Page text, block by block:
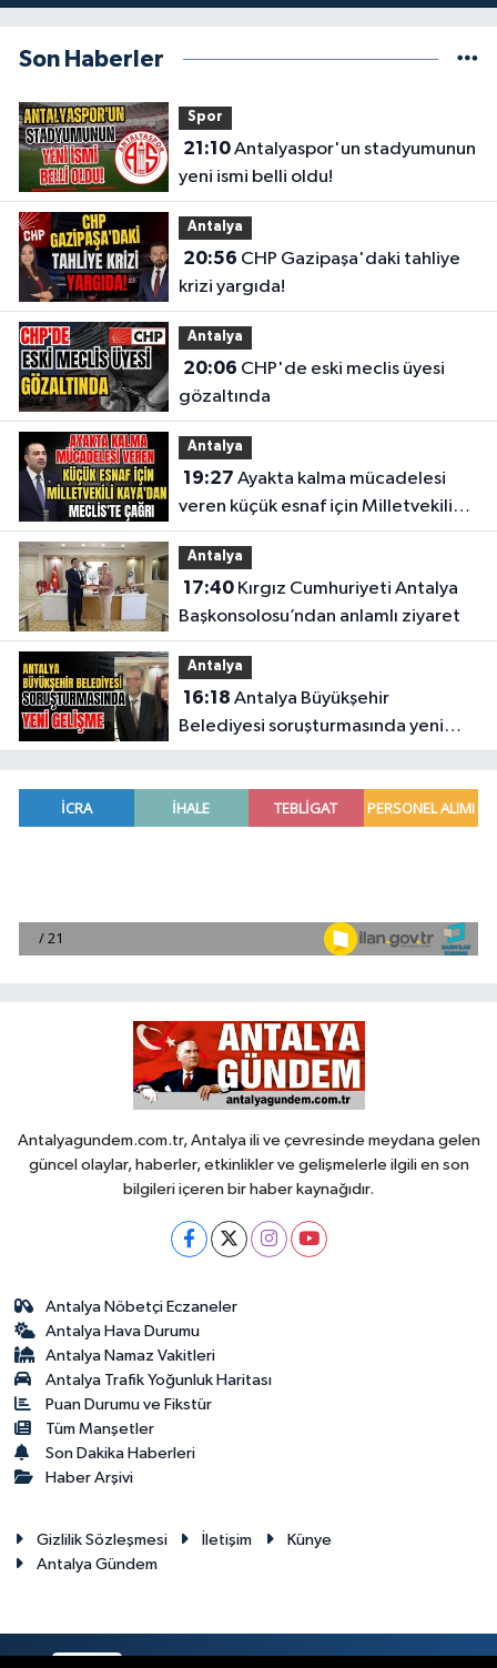
Son Haberler
Spor
21:10Antalyaspor'un stadyumunun
yeni ismi belli oldu!
Antalya
20:56
krizi yargıda!
Antalya
20:06
gözaltında
Antalya
19:27
veren küçük esnaf için Milletvekili
Kaya'dan Meclis'te çağrı
Antalya
17:40Kırgız Cumhuriyeti Antalya
Başkonsolosu’ndan anlamlı ziyaret
Antalya
16:18
Belediyesi soruşturmasında yeni
gelişme
Antalyagundem.com.tr, Antalya ili ve çevresinde meydana gelen
güncel olaylar, haberler, etkinlikler ve gelişmelerle ilgili en son
bilgileri içeren bir haber kaynağıdır.
Antalya Nöbetçi Eczaneler
Antalya Hava Durumu
Antalya Namaz Vakitleri
Antalya Trafik Yoğunluk Haritası
Puan Durumu ve Fikstür
Tüm Manşetler
Son Dakika Haberleri
Haber Arşivi
Gizlilik Sözleşmesi İletişim
Künye
Antalya Gündem